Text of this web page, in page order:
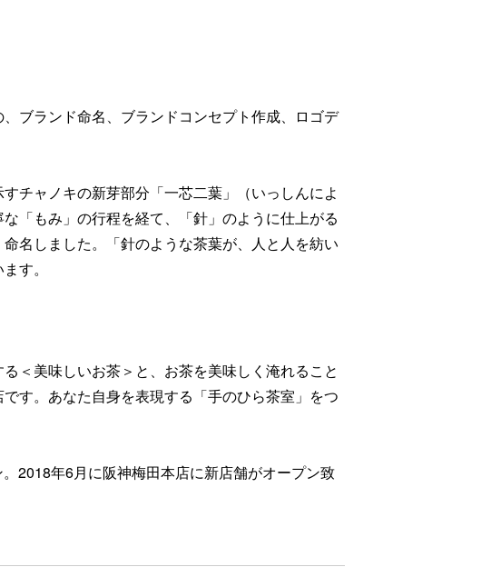
ブランド命名、ブランドコンセプト作成、ロゴデ
チャノキの新芽部分「一芯二葉」（いっしんによ
「もみ」の行程を経て、「針」のように仕上がる
名しました。「針のような茶葉が、人と人を紡い
す。
＜美味しいお茶＞と、お茶を美味しく淹れること
す。あなた自身を表現する「手のひら茶室」をつ
2018年6月に阪神梅田本店に新店舗がオープン致